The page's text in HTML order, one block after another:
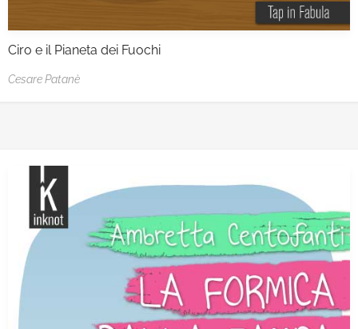
Ciro e il Pianeta dei Fuochi
Cesare Patanè